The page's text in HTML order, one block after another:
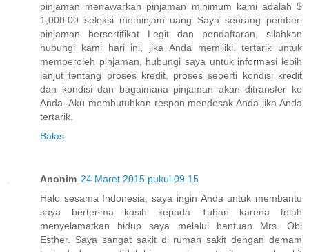
pinjaman menawarkan pinjaman minimum kami adalah $
1,000.00 seleksi meminjam uang Saya seorang pemberi
pinjaman bersertifikat Legit dan pendaftaran, silahkan
hubungi kami hari ini, jika Anda memiliki. tertarik untuk
memperoleh pinjaman, hubungi saya untuk informasi lebih
lanjut tentang proses kredit, proses seperti kondisi kredit
dan kondisi dan bagaimana pinjaman akan ditransfer ke
Anda. Aku membutuhkan respon mendesak Anda jika Anda
tertarik.
Balas
Anonim 24 Maret 2015 pukul 09.15
Halo sesama Indonesia, saya ingin Anda untuk membantu
saya berterima kasih kepada Tuhan karena telah
menyelamatkan hidup saya melalui bantuan Mrs. Obi
Esther. Saya sangat sakit di rumah sakit dengan demam